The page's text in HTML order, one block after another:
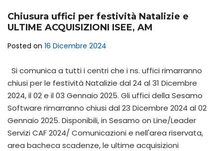
Chiusura uffici per festività Natalizie e
ULTIME ACQUISIZIONI ISEE, AM
Posted on 16 Dicembre 2024
Si comunica a tutti i centri che i ns. uffici rimarranno
chiusi per le festività Natalizie dal 24 al 31 Dicembre
2024, il 02 e il 03 Gennaio 2025. Gli uffici della Sesamo
Software rimarranno chiusi dal 23 Dicembre 2024 al 02
Gennaio 2025. Disponibili, in Sesamo on Line/Leader
Servizi CAF 2024/ Comunicazioni e nell'area riservata,
area bacheca scadenze, le ultime acquisizioni